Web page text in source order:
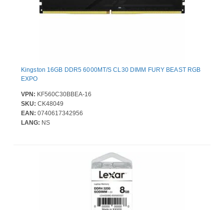
Kingston 16GB DDR5 6000MT/S CL30 DIMM FURY BEAST RGB
EXPO
VPN: KF560C30BBEA-16
SKU: CK48049
EAN: 0740617342956
LANG: NS